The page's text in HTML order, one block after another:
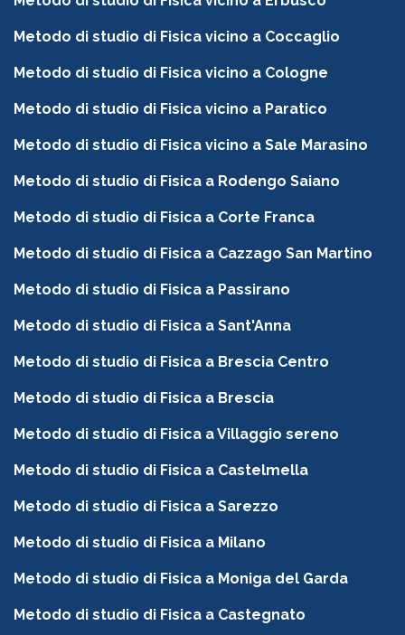
Metodo di studio di Fisica vicino a Coccaglio
Metodo di studio di Fisica vicino a Cologne
Metodo di studio di Fisica vicino a Paratico
Metodo di studio di Fisica vicino a Sale Marasino
Metodo di studio di Fisica a Rodengo Saiano
Metodo di studio di Fisica a Corte Franca
Metodo di studio di Fisica a Cazzago San Martino
Metodo di studio di Fisica a Passirano
Metodo di studio di Fisica a Sant'Anna
Metodo di studio di Fisica a Brescia Centro
Metodo di studio di Fisica a Brescia
Metodo di studio di Fisica a Villaggio sereno
Metodo di studio di Fisica a Castelmella
Metodo di studio di Fisica a Sarezzo
Metodo di studio di Fisica a Milano
Metodo di studio di Fisica a Moniga del Garda
Metodo di studio di Fisica a Castegnato